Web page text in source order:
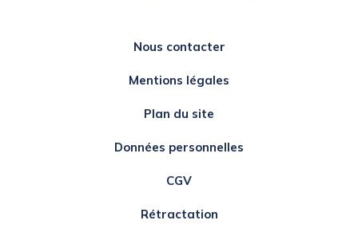
Nous contacter
Mentions légales
Plan du site
Données personnelles
CGV
Rétractation